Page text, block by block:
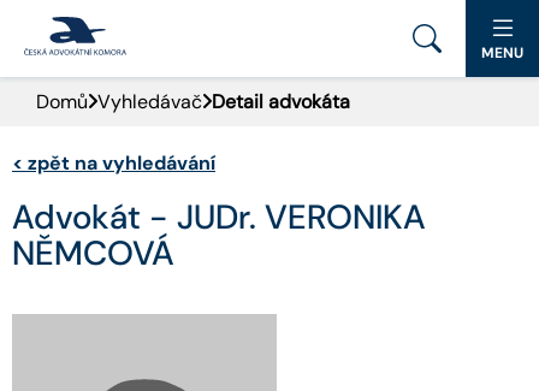
PORTÁL ČAK
DOMŮ
AKTUALITY
MENU
Domů Vyhledávač Detail advokáta
< zpět na vyhledávání
Advokát - JUDr. VERONIKA
NĚMCOVÁ